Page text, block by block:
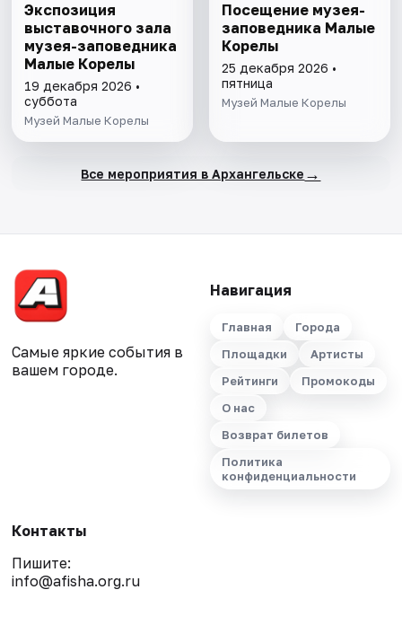
Экспозиция
выставочного зала
музея-заповедника
Малые Корелы
19 декабря 2026 •
суббота
Музей Малые Корелы
Посещение музея-
заповедника Малые
Корелы
25 декабря 2026 •
пятница
Музей Малые Корелы
Все мероприятия в Архангельске →
Самые яркие события в
вашем городе.
Навигация
Главная
Города
Площадки
Артисты
Рейтинги
Промокоды
О нас
Возврат билетов
Политика
конфиденциальности
Контакты
Пишите:
info@afisha.org.ru